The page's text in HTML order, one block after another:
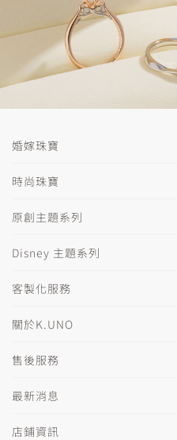
婚嫁珠寶
時尚珠寶
原創主題系列
Disney 主題系列
客製化服務
關於K.UNO
售後服務
最新消息
店鋪資訊